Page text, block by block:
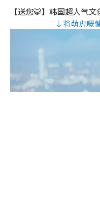
【送您🐯】韩国超人气
↓将萌虎嘅